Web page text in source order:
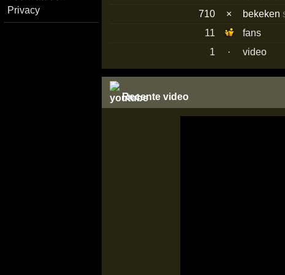
Privacy
710
× bekeken
11
fans
1
· video
Recente video